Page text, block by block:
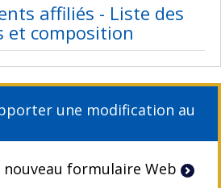
affiliés - Liste des
et composition
une modification au
formulaire Web